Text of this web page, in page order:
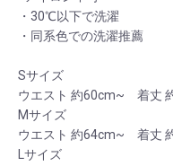
・30℃以下で洗濯
・同系色での洗濯推薦
Sサイズ
ウエスト 約60cm~ 着丈
Mサイズ
ウエスト 約64cm~ 着丈
Lサイズ